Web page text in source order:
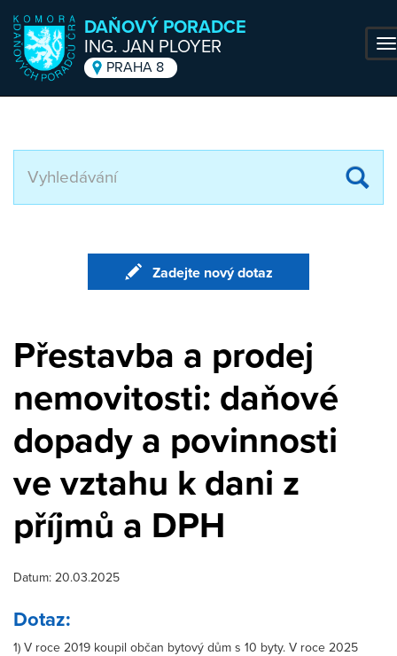
DAŇOVÝ PORADCE
ING. JAN PLOYER
PRAHA 8
Zadejte nový dotaz
Přestavba a prodej
nemovitosti: daňové
dopady a povinnosti
ve vztahu k dani z
příjmů a DPH
Datum: 20.03.2025
Dotaz:
1) V roce 2019 koupil občan bytový dům s 10 byty. V roce 2025